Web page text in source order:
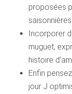
proposées
saisonnières.
Incorporer
muguet,
histoire
Enfin
jour J